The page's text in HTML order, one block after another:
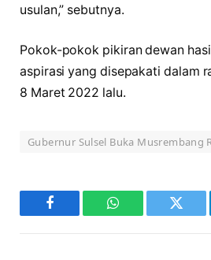
usulan,” sebutnya.
Pokok-pokok pikiran dewan
aspirasi yang disepakati dalam
8 Maret 2022 lalu.
Gubernur Sulsel Buka Musrembang
Facebook WhatsApp